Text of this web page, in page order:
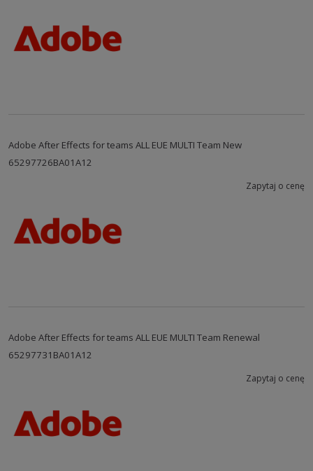
Adobe After Effects for teams ALL EUE MULTI Team New
65297726BA01A12
Zapytaj o cenę
Adobe After Effects for teams ALL EUE MULTI Team Renewal
65297731BA01A12
Zapytaj o cenę